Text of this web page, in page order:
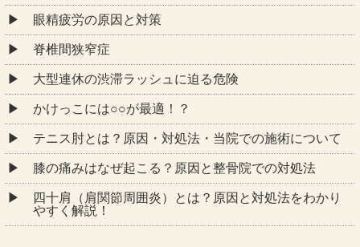
眼精疲労の原因と対策
脊椎間狭窄症
大型連休の渋滞ラッシュに迫る危険
かけっこには○○が最適！？
テニス肘とは？原因・対処法・当院での施術について
膝の痛みはなぜ起こる？原因と整骨院での対処法
四十肩（肩関節周囲炎）とは？原因と対処法をわかり
やすく解説！